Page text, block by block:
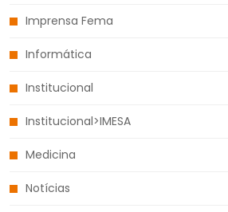
Imprensa Fema
Informática
Institucional
Institucional>IMESA
Medicina
Notícias